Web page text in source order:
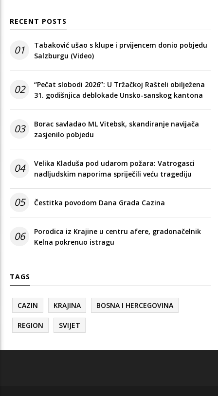
RECENT POSTS
01
Tabaković ušao s klupe i prvijencem donio pobjedu
Salzburgu (Video)
02
“Pečat slobodi 2026”: U Tržačkoj Rašteli obilježena
31. godišnjica deblokade Unsko-sanskog kantona
03
Borac savladao ML Vitebsk, skandiranje navijača
zasjenilo pobjedu
04
Velika Kladuša pod udarom požara: Vatrogasci
nadljudskim naporima spriječili veću tragediju
05 Čestitka povodom Dana Grada Cazina
06
Porodica iz Krajine u centru afere, gradonačelnik
Kelna pokrenuo istragu
TAGS
CAZIN KRAJINA BOSNA I HERCEGOVINA
REGION SVIJET